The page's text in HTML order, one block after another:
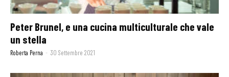
Peter Brunel, e una cucina multiculturale che vale
un stella
Roberta Perna - 30 Settembre 2021